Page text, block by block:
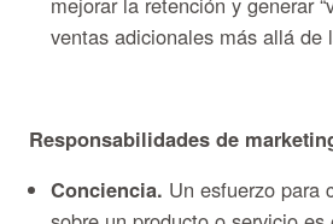
ventas adicionales más allá de
Responsabilidades de
Conciencia. Un esfuerzo para